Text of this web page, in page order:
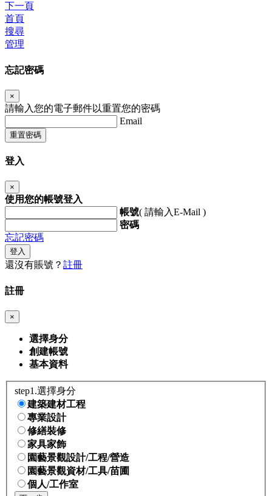
下一頁
首頁
搜尋
管理
忘記密碼
×
請輸入您的電子郵件以重置您的密碼
Email
重置密碼
登入
×
使用您的帳號登入
帳號( 請輸入E-Mail )
密碼
忘記密碼
登入
還沒有賬號？ 註冊
註冊
×
選擇身分
創建帳號
基本資料
step1.選擇身分
建築建材工程
專業設計
修繕裝修
家具家飾
園藝景觀設計/工程/營造
園藝景觀資材/工具/苗圃
個人/工作室